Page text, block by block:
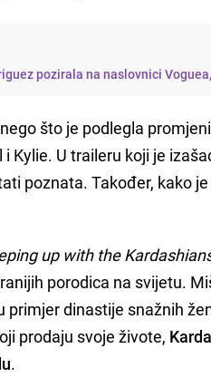
pozirala na naslovnici
što je podlegla
Kylie. U traileru koji je
poznata. Također, kako je
up with the
porodica na svijetu.
primjer dinastije snažnih
prodaju svoje živote,
.